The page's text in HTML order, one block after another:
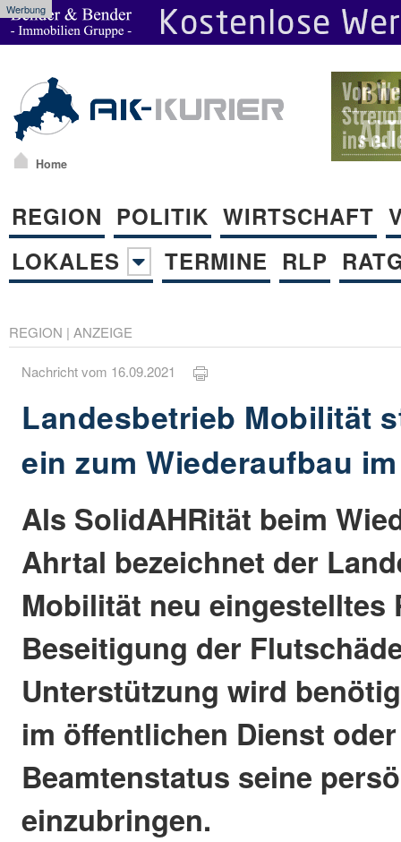
Werbung
Home
REGION POLITIK WIRTSCHAFT
LOKALES
TERMINE RLP
REGION | ANZEIGE
Nachricht vom 16.09.2021
Landesbetrieb Mobilität
ein zum Wiederaufbau
Als SolidAHRität beim
Ahrtal bezeichnet der
Mobilität neu eingestelltes
Beseitigung der
Unterstützung wird
im öffentlichen Dienst
Beamtenstatus seine
einzubringen.